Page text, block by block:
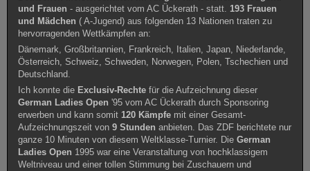
und Frauen - ausgerichtet vom AC Ückerath - statt.193 Frauen
und Mädchen ( A-Jugend) aus folgenden 13 Nationen traten zu
hervorragenden Wettkämpfen an:
Dänemark, Großbritannien, Frankreich, Italien, Japan, Niederlande,
Österreich, Schweiz, Schweden, Norwegen, Polen, Tschechien und
Deutschland.
Ich konnte die Exclusiv-Rechte für die Aufzeichnung dieser
German Ladies Open '95 vom AC Ückerath durch Sponsoring
erwerben und kann somit120 Kämpfe mit einer Gesamt-
Aufzeichnungszeit von9 Stunden anbieten. Das ZDF berichtete nur
ganze 10 Minuten von diesem Weltklasse-Turnier. DieGerman
Ladies Open 1995 war eine Veranstaltung von hochklassigem
Weltniveau und einer tollen Stimmung bei Zuschauern und